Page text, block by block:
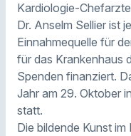
Kardiologie-
Dr. Anselm Sellier ist
Einnahmequelle für
für das Krankenhaus
Spenden finanziert.
Jahr am 29. Oktober
statt.
Die bildende Kunst